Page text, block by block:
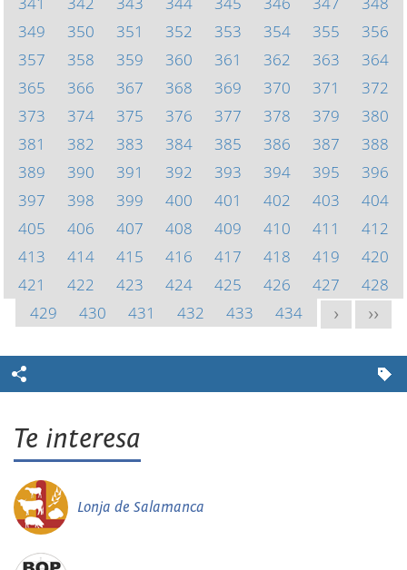
349
350 351 352 353 354 355
356
357
358 359 360 361 362 363
364
365
366 367 368 369 370 371
372
373
374 375 376 377 378 379
380
381
382 383 384 385 386 387
388
389
390 391 392 393 394 395
396
397
398 399 400 401 402 403
404
405
406 407 408 409 410 411
412
413
414 415 416 417 418 419
420
421
422 423 424 425 426 427
428
429
430 431 432 433 434 > >>
Te interesa
Lonja de Salamanca